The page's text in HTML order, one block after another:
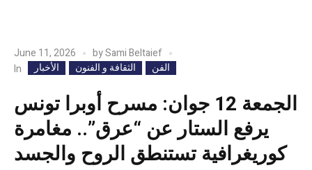
June 11, 2026 bySami Beltaief
In
الأخبار الثقافة و الفنون الفن
الجمعة 12 جوان: مسرح أوبرا تونس
يرفع الستار عن “عرق”.. مغامرة
كوريغرافية تستنطق الروح والجسد